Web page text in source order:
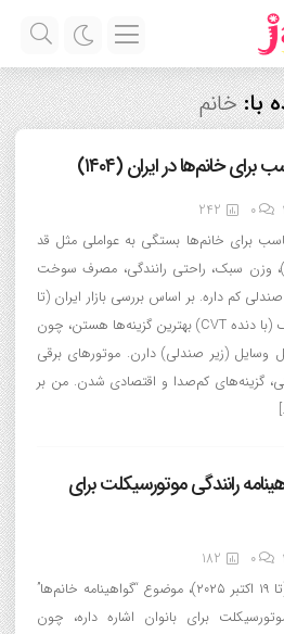
با:خانم
خانم‌ها در ایران (۱۴۰۴)
0
242
برای خانم‌ها بستگی به عواملی مثل قد
۱۷۰ سانتی‌متر)، وزن سبک، راحتی رانندگی، مصرف سوخت
کم داره. بر اساس بررسی بازار ایران (تا
مهر ۱۴۰۴)، اسکوترهای اتوماتیک (با دنده CVT) بهترین گزینه‌ها هستن، چون
وسایل (زیر صندلی) دارن. موتورهای برقی
گزینه‌های کم‌صدا و اقتصادی شدن. من بر
رانندگی موتورسیکلت برای
0
182
با توجه به جستجوهای اخیر (تا ۱۹ اکتبر ۲۰۲۵)، موضوع “گواهینامه خانم‌ها”
برای بانوان اشاره داره، چون